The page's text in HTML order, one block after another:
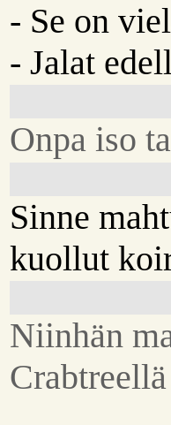
- Se on
- Jalat
Onpa iso
Sinne
kuollut
Niinhän